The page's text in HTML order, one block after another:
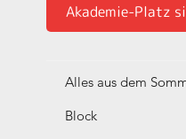
Akademie-Platz
Alles aus dem
Block